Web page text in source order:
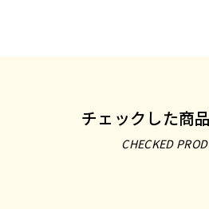
チェックした商
CHECKED